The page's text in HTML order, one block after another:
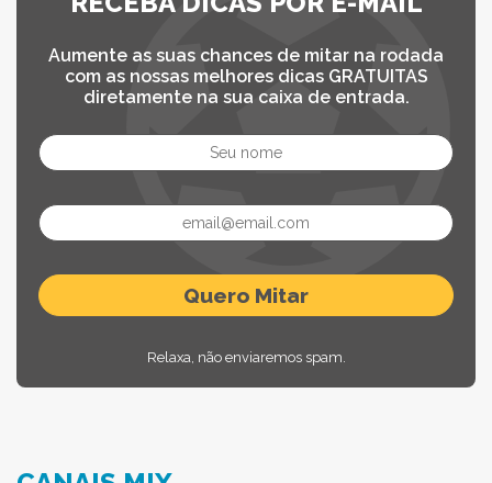
Aumente as suas chances de mitar na rodada
com as nossas melhores dicas GRATUITAS
diretamente na sua caixa de entrada.
Relaxa, não enviaremos spam.